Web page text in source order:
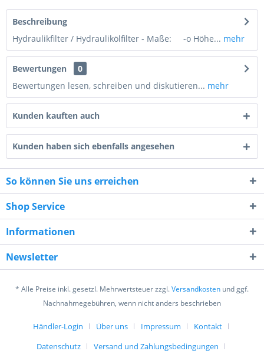
5 + 8 = ?
verstanden und stimme zu. *
Mit * gekennzeichnete Felder sind Pflichtfelder.
Beschreibung
Hydraulikfilter / Hydraulikölfilter - Maße: -o Höhe... mehr
Bewertungen
0
Bewertungen lesen, schreiben und diskutieren... mehr
Kunden kauften auch
Kunden haben sich ebenfalls angesehen
So können Sie uns erreichen
Shop Service
Informationen
Newsletter
* Alle Preise inkl. gesetzl. Mehrwertsteuer zzgl.Versandkosten und ggf.
Nachnahmegebühren, wenn nicht anders beschrieben
Händler-Login Über uns Impressum
Kontakt
Datenschutz
Versand und Zahlungsbedingungen